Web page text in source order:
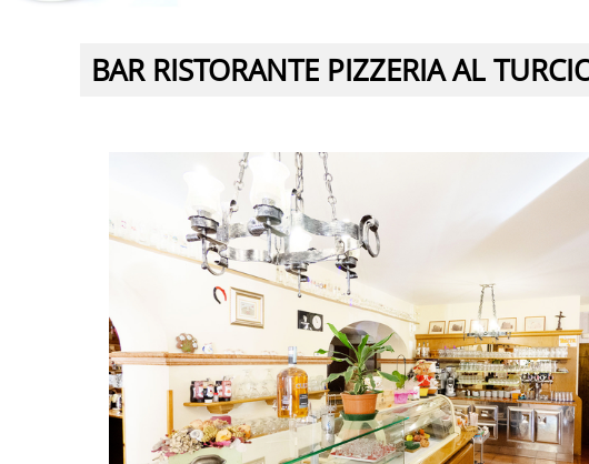
BAR RISTORANTE PIZZERIA AL